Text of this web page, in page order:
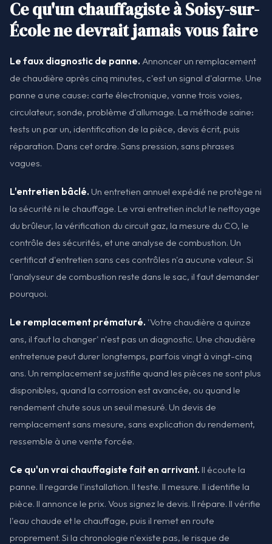
Ce qu'un chauffagiste à Soisy-sur-
École ne devrait jamais vous faire
Le faux diagnostic de panne. Annoncer un remplacement
de chaudière après cinq minutes, c'est un signal d'alarme. Une
panne a une cause: carte électronique, vanne trois voies,
circulateur, sonde, problème d'allumage. La méthode saine:
tests un par un, identification de la pièce, devis écrit, puis
réparation. Dans cet ordre. Sans pression, sans phrases
vagues.
L'entretien bâclé. Un entretien annuel expédié ne protège ni
la sécurité ni le chauffage. Le vrai entretien inclut le nettoyage
du brûleur, la vérification du circuit gaz, la mesure du CO, le
contrôle des sécurités, et une analyse de combustion. Un
certificat d'entretien sans ces contrôles n'a aucune valeur. Si
l'analyseur de combustion reste dans le sac, il faut demander
pourquoi.
Le remplacement prématuré. 'Votre chaudière a quinze
ans, il faut la changer' n'est pas un diagnostic. Une chaudière
entretenue peut durer longtemps, parfois vingt à vingt-cinq
ans. Un remplacement se justifie quand les pièces ne sont plus
disponibles, quand la corrosion est avancée, ou quand le
rendement chute sous un seuil mesuré. Un devis de
remplacement sans mesure, sans explication du rendement,
ressemble à une vente forcée.
Ce qu'un vrai chauffagiste fait en arrivant. Il écoute la
panne. Il regarde l'installation. Il teste. Il mesure. Il identifie la
pièce. Il annonce le prix. Vous signez le devis. Il répare. Il vérifie
l'eau chaude et le chauffage, puis il remet en route
proprement. Si la chronologie n'existe pas, le risque de